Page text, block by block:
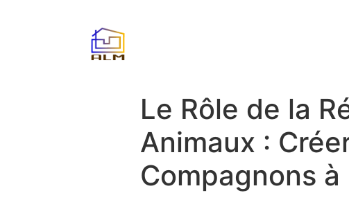
Le Rôle de la
Animaux :
Compagnons